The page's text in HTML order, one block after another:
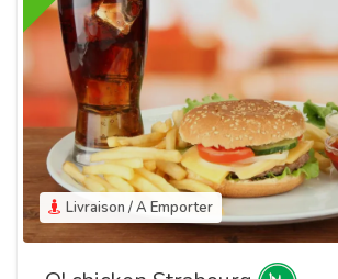
Livraison / A Emporter